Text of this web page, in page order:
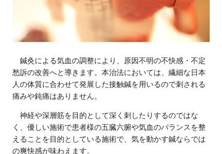
鍼灸による気血の調整により、原因不明の不快感・不定
愁訴の改善へと導きます。本治法においては、繊細な日本
人の体質に合わせて発展した接触鍼を用いるので刺される
痛みや鈍痛はありません。
神経や深層筋を目的として深く刺したりするのではな
く、優しい施術で患者様の五臓六腑や気血のバランスを整
えることを目的としている施術で、気を動かす鍼ならでは
の爽快感が味わえます。